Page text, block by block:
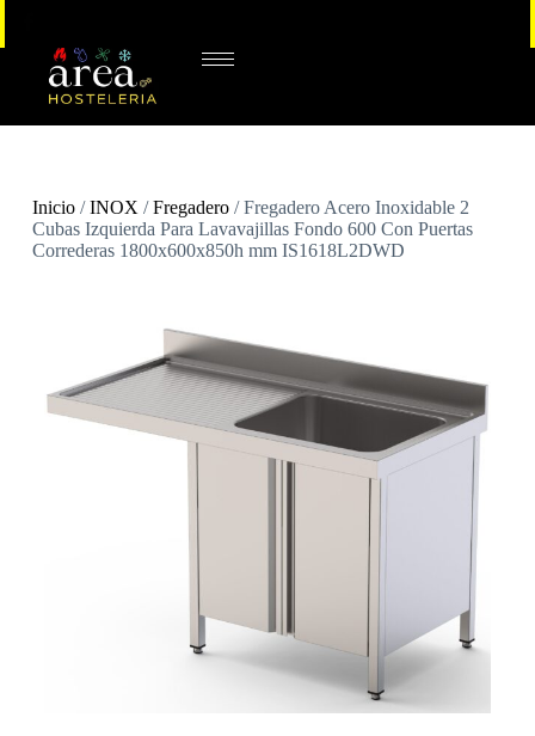
Inicio/INOX /Fregadero/ Fregadero Acero Inoxidable 2
Cubas Izquierda Para Lavavajillas Fondo 600 Con Puertas
Correderas 1800x600x850h mm IS1618L2DWD